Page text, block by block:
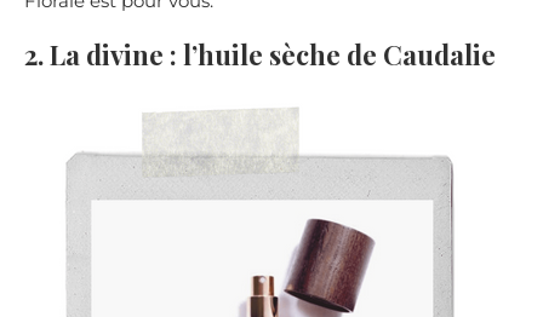
2. La divine : l’huile sèche de Caudalie